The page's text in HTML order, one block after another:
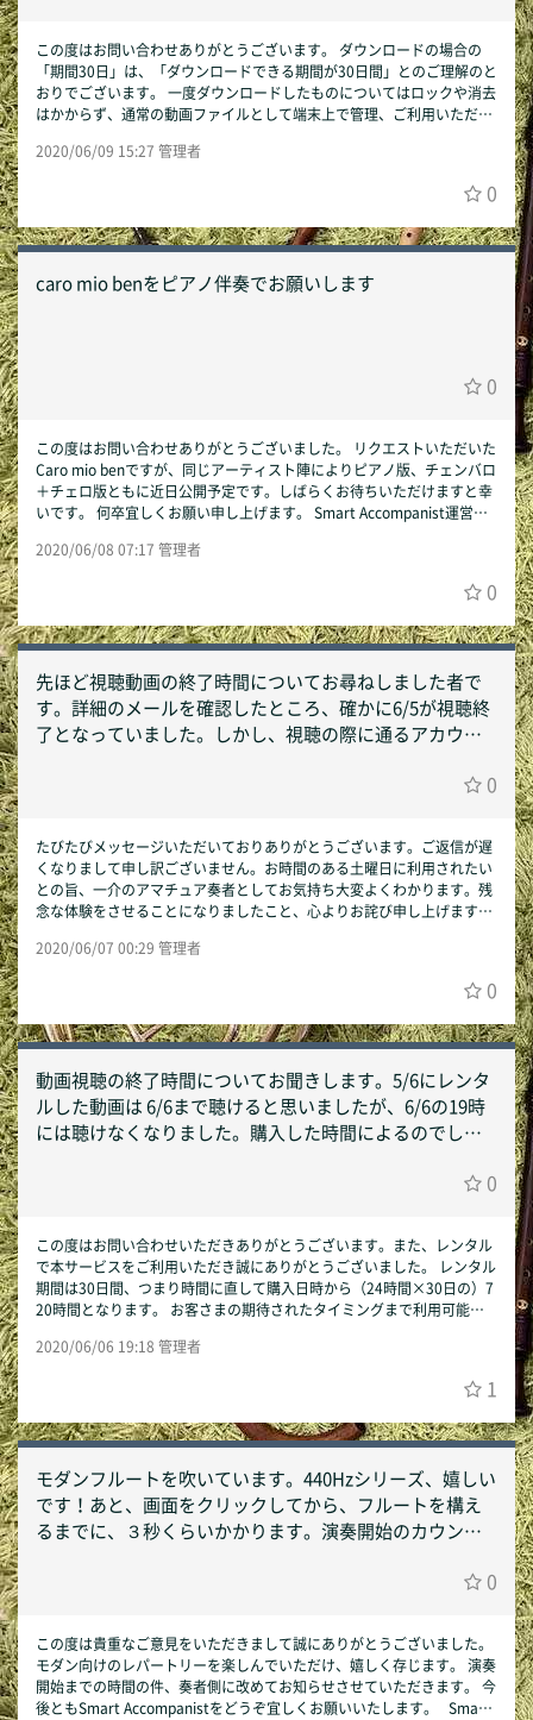
この度はお問い合わせありがとうございます。 ダウンロードの場合の
「期間30日」は、「ダウンロードできる期間が30日間」とのご理解のと
おりでございます。 一度ダウンロードしたものについてはロックや消去
はかからず、通常の動画ファイルとして端末上で管理、ご利用いただけ
運営事務局
2020/06/09 15:27 管理者
0
caro mio benをピアノ伴奏でお願いします
0
この度はお問い合わせありがとうございました。 リクエストいただいた
Caro mio benですが、同じアーティスト陣によりピアノ版、チェンバロ
＋チェロ版ともに近日公開予定です。しばらくお待ちいただけますと幸
いです。 何卒宜しくお願い申し上げます。 Smart Accompanist運営事
2020/06/08 07:17 管理者
0
先ほど視聴動画の終了時間についてお尋ねしました者で
す。詳細のメールを確認したところ、確かに6/5が視聴終
了となっていました。しかし、視聴の際に通るアカウン
0
たびたびメッセージいただいておりありがとうございます。ご返信が遅
くなりまして申し訳ございません。お時間のある土曜日に利用されたい
との旨、一介のアマチュア奏者としてお気持ち大変よくわかります。残
念な体験をさせることになりましたこと、心よりお詫び申し上げます。
2020/06/07 00:29 管理者
0
動画視聴の終了時間についてお聞きします。5/6にレンタ
ルした動画は 6/6まで聴けると思いましたが、6/6の19時
には聴けなくなりました。購入した時間によるのでしょ
0
この度はお問い合わせいただきありがとうございます。また、レンタル
で本サービスをご利用いただき誠にありがとうございました。 レンタル
期間は30日間、つまり時間に直して購入日時から（24時間×30日の）7
20時間となります。 お客さまの期待されたタイミングまで利用可能と
次回以降はダウンロード購入も選択肢としてご検討いただければと存じ
2020/06/06 19:18 管理者
1
モダンフルートを吹いています。440Hzシリーズ、嬉しい
です！あと、画面をクリックしてから、フルートを構え
るまでに、３秒くらいかかります。演奏開始のカウント
0
この度は貴重なご意見をいただきまして誠にありがとうございました。
モダン向けのレパートリーを楽しんでいただけ、嬉しく存じます。 演奏
開始までの時間の件、奏者側に改めてお知らせさせていただきます。 今
後ともSmart Accompanistをどうぞ宜しくお願いいたします。 Smart